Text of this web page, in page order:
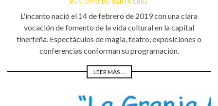
MUNICIPIO DE SANTA CRUZ
L'incanto nació el 14 de febrero de 2019 con una clara
vocación de fomento de la vida cultural en la capital
tinerfeña. Espectáculos de magia, teatro, exposiciones o
conferencias conforman su programación.
LEER MÁS ...